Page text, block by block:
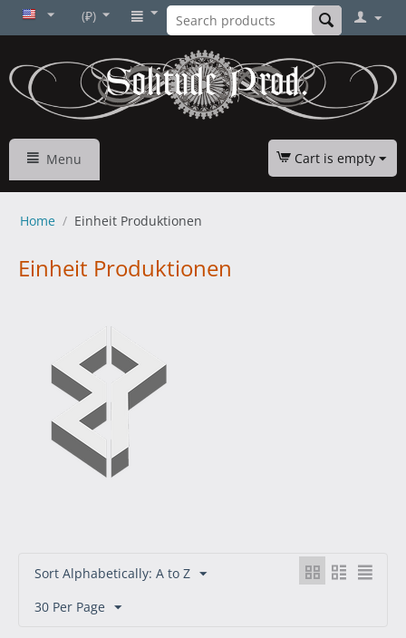
(₽)
Menu Cart is empty
Home / Einheit Produktionen
Einheit Produktionen
Sort Alphabetically: A to Z
30 Per Page